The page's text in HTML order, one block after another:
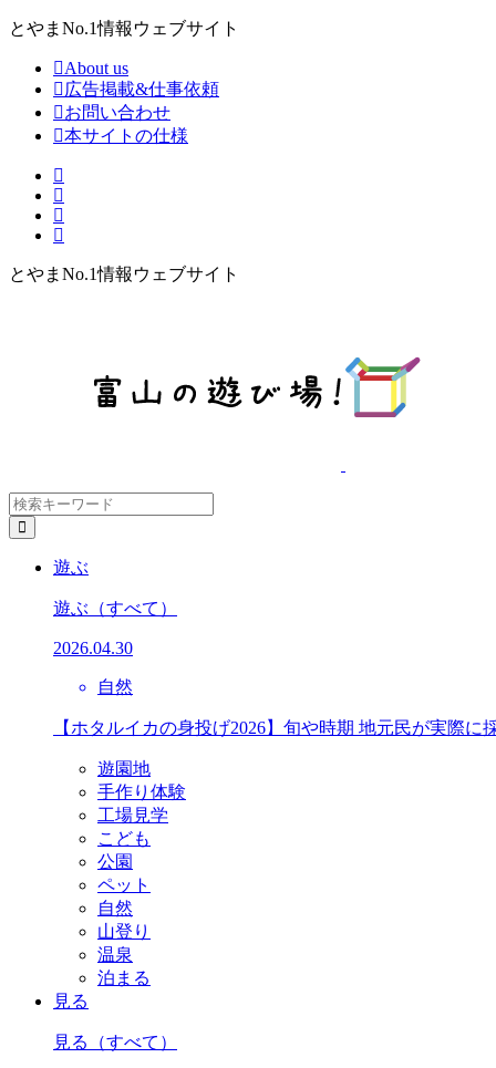
とやまNo.1情報ウェブサイト
About us
広告掲載&仕事依頼
お問い合わせ
本サイトの仕様
とやまNo.1情報ウェブサイト
遊ぶ
遊ぶ （すべて）
2026.04.30
自然
【ホタルイカの身投げ2026】旬や時期 地元民が実際に
遊園地
手作り体験
工場見学
こども
公園
ペット
自然
山登り
温泉
泊まる
見る
見る （すべて）